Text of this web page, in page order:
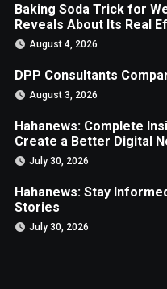
Baking Soda Trick for
Reveals About Its Real
August 4, 2026
DPP Consultants
August 3, 2026
Hahanews: Complete
Create a Better Digital
July 30, 2026
Hahanews: Stay
Stories
July 30, 2026